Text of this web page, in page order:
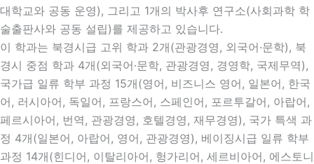
대학교와 공동 운영), 그리고 1개의 박사후 연구소(사회과학 학
술출판사와 공동 설립)를 제공하고 있습니다.
이 학과는 북경시급 고위 학과 2개(관광경영, 외국어·문학), 북
경시 중점 학과 4개(외국어·문학, 관광경영, 경영학, 국제무역),
국가급 일류 학부 과정 15개(영어, 비즈니스 영어, 일본어, 한국
어, 러시아어, 독일어, 프랑스어, 스페인어, 포르투갈어, 아랍어,
페르시아어, 번역, 관광경영, 호텔경영, 재무경영), 국가 특색 과
정 4개(일본어, 아랍어, 영어, 관광경영), 베이징시급 일류 학부
과정 14개(힌디어, 이탈리아어, 헝가리어, 세르비아어, 에스토니